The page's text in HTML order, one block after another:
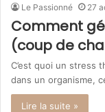
Le Passionné 27
Comment
(coup de
C’est quoi un stress
dans un organisme,
Lire la suite »